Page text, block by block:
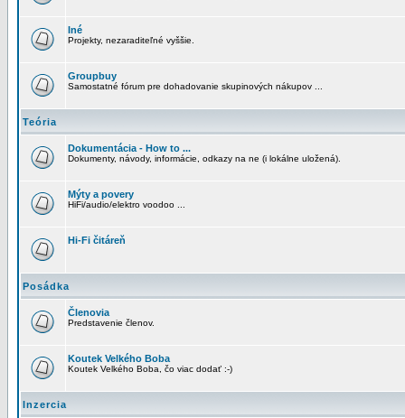
Iné
Projekty, nezaraditeľné vyššie.
Groupbuy
Samostatné fórum pre dohadovanie skupinových nákupov ...
Teória
Dokumentácia - How to ...
Dokumenty, návody, informácie, odkazy na ne (i lokálne uložená).
Mýty a povery
HiFi/audio/elektro voodoo ...
Hi-Fi čitáreň
Posádka
Členovia
Predstavenie členov.
Koutek Velkého Boba
Koutek Velkého Boba, čo viac dodať :-)
Inzercia